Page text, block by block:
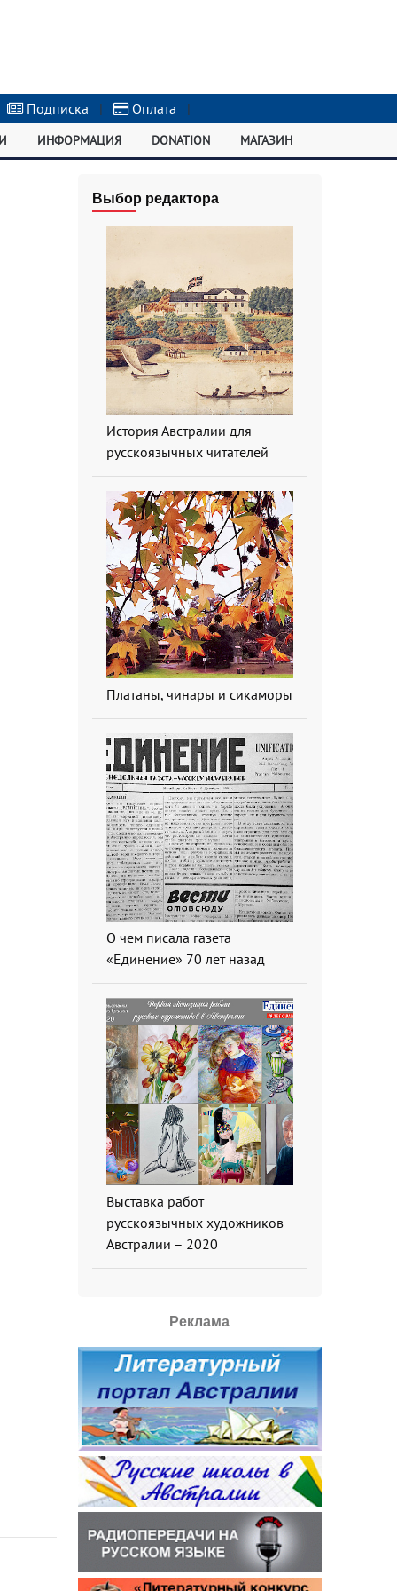
Подписка | Оплата |
ИНФОРМАЦИЯ DONATION МАГАЗИН
Выбор редактора
История Австралии для
русскоязычных читателей
Платаны, чинары и сикаморы
О чем писала газета
«Единение» 70 лет назад
Выставка работ
русскоязычных художников
Австралии – 2020
Реклама